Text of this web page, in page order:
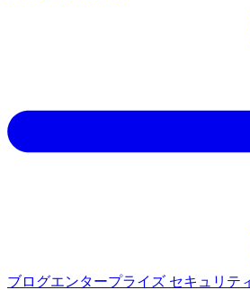
ブログエンタープライズ セキュリテ